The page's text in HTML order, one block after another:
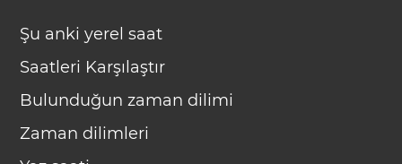
Şu anki yerel saat
Saatleri Karşılaştır
Bulunduğun zaman dilimi
Zaman dilimleri